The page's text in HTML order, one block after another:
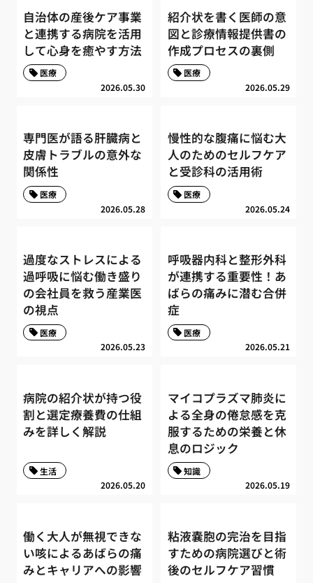
自治体の産後ケア事業
と連携する病院を活用
して心身を癒やす方法
2026.05.30
医療
紹介状を書く医師の意
図と診療情報提供書の
作成プロセスの裏側
2026.05.29
医療
専門医が語る肝臓病と
皮膚トラブルの意外な
関係性
2026.05.28
医療
慢性的な腹痛に悩む大
人のためのセルフケア
と受診科の活用術
2026.05.24
医療
過度なストレスによる
過呼吸に悩む働き盛り
の会社員を救う産業医
の視点
2026.05.23
医療
呼吸器内科と整形外科
が連携する重要性！あ
ばらの痛みに潜む合併
症
2026.05.21
医療
病院の紹介状が持つ役
割と選定療養費の仕組
みを詳しく解説
2026.05.20
生活
マイコプラズマ肺炎に
よる全身の倦怠感を克
服するための栄養と休
息のロジック
2026.05.19
知識
働く大人が無視できな
い咳によるあばらの痛
みとキャリアへの影響
粘液嚢胞の完治を目指
すための病院選びと術
後のセルフケア習慣